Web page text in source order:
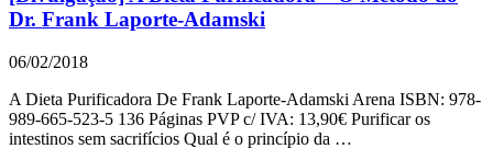
Dr. Frank Laporte-Adamski
06/02/2018
A Dieta Purificadora De Frank Laporte-Adamski Arena ISBN: 978-
989-665-523-5 136 Páginas PVP c/ IVA: 13,90€ Purificar os
intestinos sem sacrifícios Qual é o princípio da …